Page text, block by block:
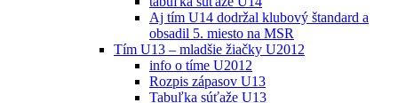
Aj tím U14 dodržal klubový štandard a
obsadil 5. miesto na MSR
Tím U13 – mladšie žiačky U2012
info o tíme U2012
Rozpis zápasov U13
Tabuľka súťaže U13